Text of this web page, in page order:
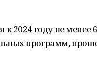
к 2024 году не
программ,